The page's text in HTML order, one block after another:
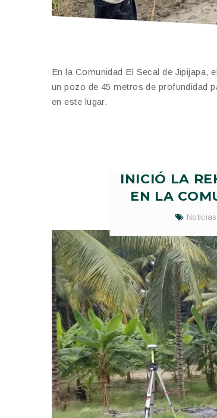
En la Comunidad El Secal de Jipijapa,
un pozo de 45 metros de profundidad
en este lugar.
INICIÓ LA
EN LA
Noticias